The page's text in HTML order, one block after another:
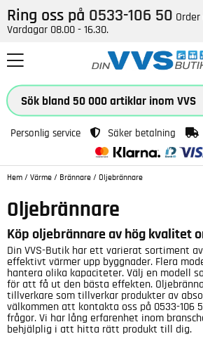
Ring oss på 0533-106 50
Vardagar 08.00 - 16.30.
Personlig service Säker betalning
Hem / Värme / Brännare / Oljebrännare
Oljebrännare
Köp oljebrännare av hög kvalitet
Din VVS-Butik har ett varierat sortiment
effektivt värmer upp byggnader. Flera
hantera olika kapaciteter. Välj en modell
för att få ut den bästa effekten.
tillverkare som tillverkar produkter av
välkommen att kontakta oss på 0533-106
frågor. Vi har lång erfarenhet inom
behjälplig i att hitta rätt produkt till dig.